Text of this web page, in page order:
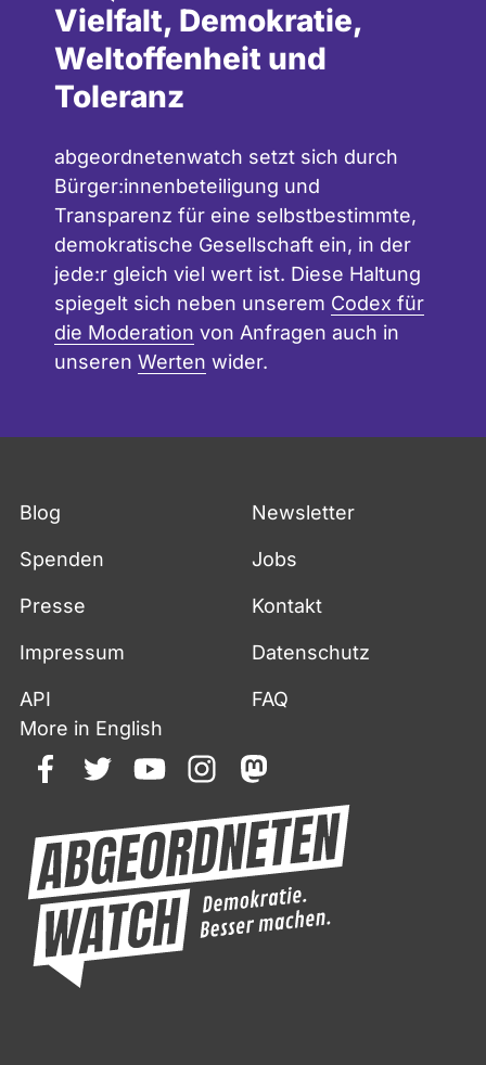
Vielfalt, Demokratie,
Weltoffenheit und
Toleranz
abgeordnetenwatch setzt sich durch
Bürger:innenbeteiligung und
Transparenz für eine selbstbestimmte,
demokratische Gesellschaft ein, in der
jede:r gleich viel wert ist. Diese Haltung
spiegelt sich neben unserem Codex für
die Moderation von Anfragen auch in
unseren Werten wider.
Blog Newsletter
Spenden Jobs
Presse Kontakt
Impressum Datenschutz
API
FAQ
More in English
facebooktwitteryoutubeinstagrammastodon